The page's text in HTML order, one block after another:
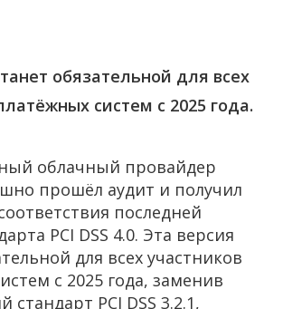
обязательной для всех
систем с 2025 года.
облачный провайдер
прошёл аудит и получил
последней
PCI DSS 4.0. Эта версия
для всех участников
с 2025 года, заменив
PCI DSS 3.2.1,